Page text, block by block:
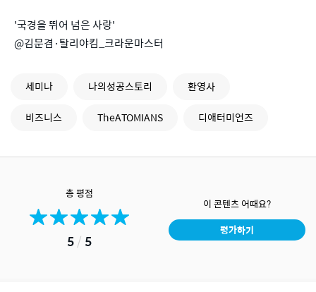
'국경을 뛰어 넘은 사랑'
@김문겸·탈리야킴_크라운마스터
세미나 나의성공스토리
환영사
비즈니스
TheATOMIANS 디애터미언즈
총 평점
5/ 5
이 콘텐츠 어때요?
평가하기